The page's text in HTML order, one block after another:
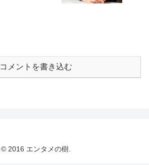
コメントを書き込む
© 2016 エンタメの樹.